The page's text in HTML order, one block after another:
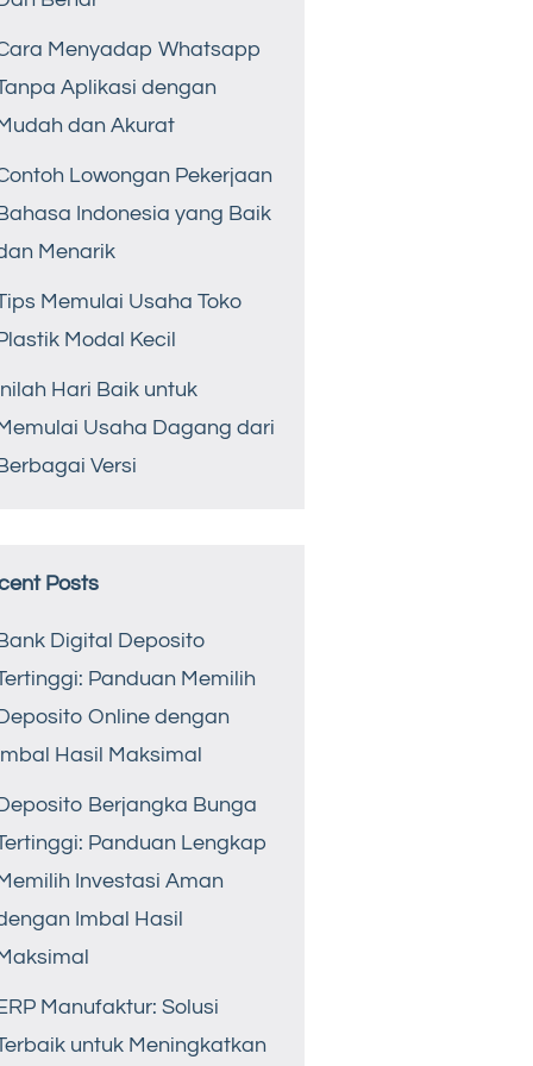
Menyadap Whatsapp
Aplikasi dengan
dan Akurat
Lowongan Pekerjaan
Indonesia yang Baik
Menarik
Memulai Usaha Toko
Modal Kecil
Hari Baik untuk
Usaha Dagang dari
Versi
Posts
Digital Deposito
Panduan Memilih
Online dengan
Hasil Maksimal
Berjangka Bunga
Panduan Lengkap
Investasi Aman
Imbal Hasil
Manufaktur: Solusi
untuk Meningkatkan